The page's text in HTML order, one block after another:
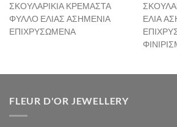
ΣΚΟΥΛΑΡΙΚΙΑ ΚΡΕΜΑΣΤΑ
ΦΥΛΛΟ ΕΛΙΑΣ ΑΣΗΜΕΝΙΑ
ΕΠΙΧΡΥΣΩΜΕΝΑ
ΕΛΙΑ
FLEUR D'OR JEWELLERY